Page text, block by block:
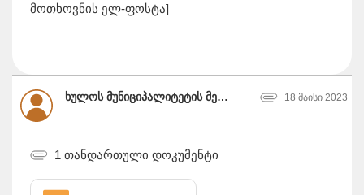
მოთხოვნის ელ-ფოსტა]
ხულოს მუნიციპალიტეტის მერია 18 მაისი 2023
1 თანდართული დოკუმენტი